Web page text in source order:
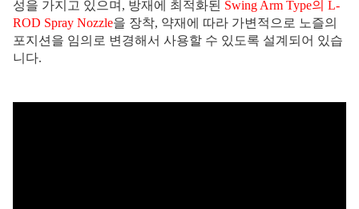
성을 가지고 있으며, 방재에 최적화된 Swing Arm Type의 L-
ROD Spray Nozzle을 장착, 약재에 따라 가변적으로 노즐의
포지션을 임의로 변경해서 사용할 수 있도록 설계되어 있습
니다.